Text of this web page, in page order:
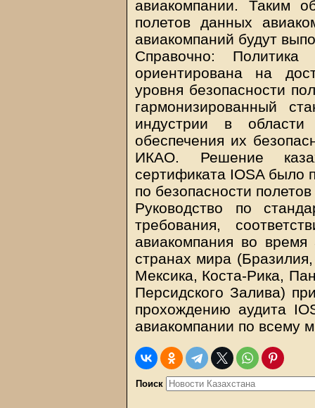
авиакомпании. Таким
полетов данных
авиакомпаний будут
Справочно:
ориентирована на
уровня безопасности
гармонизированный
индустрии в области
обеспечения их
ИКАО. Решение
сертификата IOSA
по безопасности
Руководство по
требования,
авиакомпания во
странах мира
Мексика, Коста-Рика,
Персидского Залива)
прохождению аудита
авиакомпании по всему
Поиск